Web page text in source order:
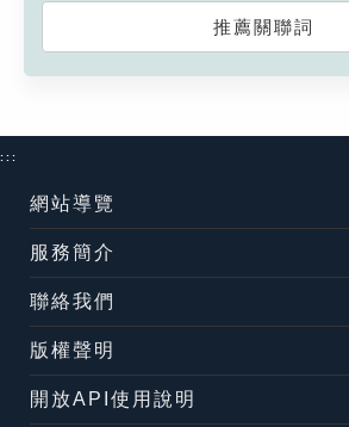
推薦關聯詞
:::
網站導覽
服務簡介
聯絡我們
版權聲明
開放API使用說明